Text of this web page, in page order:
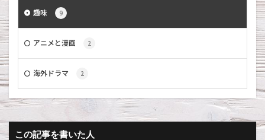
趣味 9
アニメと漫画 2
海外ドラマ 2
この記事を書いた人